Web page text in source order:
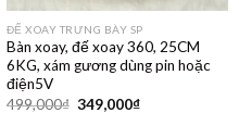
ĐẾ XOAY TRƯNG BÀY SP
Bàn xoay, đế xoay 360, 25CM
6KG, xám gương dùng pin hoặc
điện5V
499,000₫ 349,000₫